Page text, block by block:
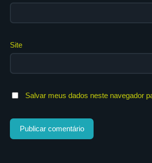
Site
Salvar meus dados neste navegador